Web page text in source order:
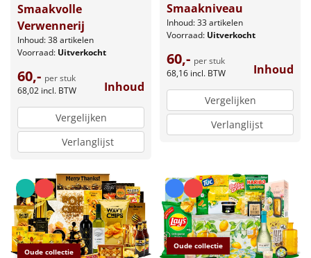
Alle overige
Smaakvolle
Verwennerij
Inhoud: 38 artikelen
Voorraad: Uitverkocht
60,- per stuk
68,02 incl. BTW Inhoud
Vergelijken
Verlanglijst
Smaakniveau
Inhoud: 33 artikelen
Voorraad: Uitverkocht
60,- per stuk
68,16 incl. BTW Inhoud
Vergelijken
Verlanglijst
Oude collectie
Oude collectie